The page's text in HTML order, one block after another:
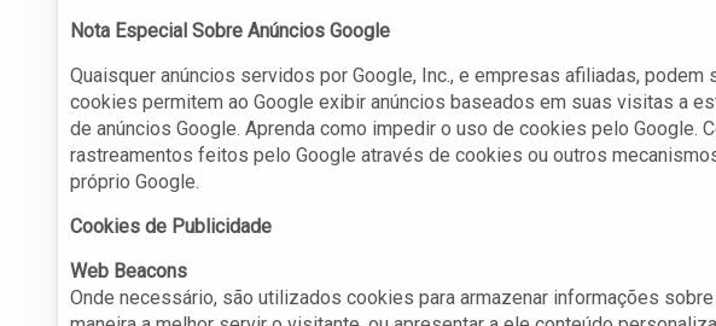
Nota Especial Sobre Anúncios Google
Quaisquer anúncios servidos por Google, Inc., e empresas afiliadas,
cookies permitem ao Google exibir anúncios baseados em suas visitas a
de anúncios Google. Aprenda como impedir o uso de cookies pelo Google.
rastreamentos feitos pelo Google através de cookies ou outros
próprio Google.
Cookies de Publicidade
Web Beacons
Onde necessário, são utilizados cookies para armazenar informações